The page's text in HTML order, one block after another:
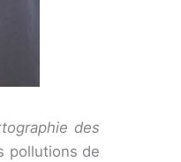
des
pollutions de